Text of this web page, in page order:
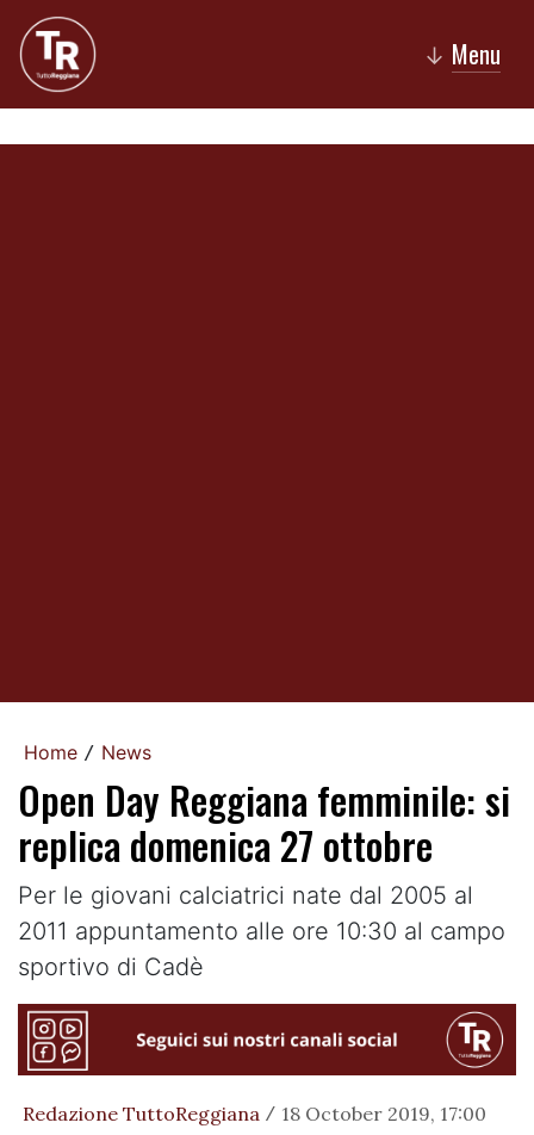
↓ Menu
Home / News
Open Day Reggiana femminile: si
replica domenica 27 ottobre
Per le giovani calciatrici nate dal 2005 al
2011 appuntamento alle ore 10:30 al campo
sportivo di Cadè
Redazione TuttoReggiana / 18 October 2019, 17:00